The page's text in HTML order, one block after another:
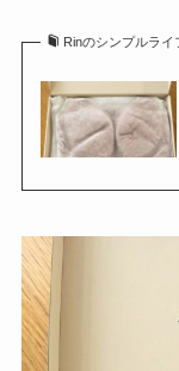
Rinのシンプルライ